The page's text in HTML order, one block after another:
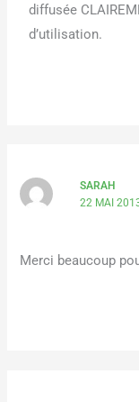
diffusée
d’utilisation.
SARAH
22 MAI
Merci beaucoup